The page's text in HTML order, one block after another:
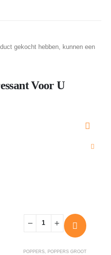
gekocht hebben, kunnen een
Voor U
POPPERS, POPPERS GROOT